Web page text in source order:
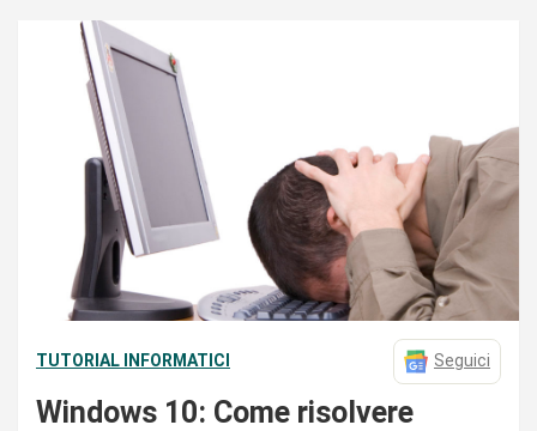
TUTORIAL INFORMATICI Seguici
Windows 10: Come risolvere